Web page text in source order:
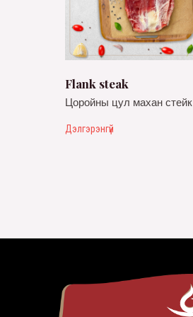
Flank steak
Цоройны цул махан стейк
Дэлгэрэнгүй